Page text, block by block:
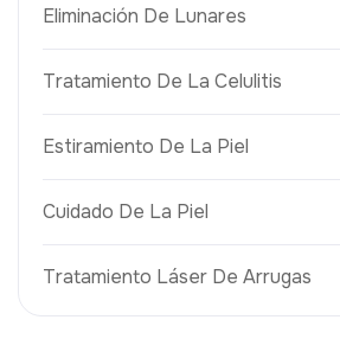
Eliminación De Lunares
Tratamiento De La Celulitis
Estiramiento De La Piel
Cuidado De La Piel
Tratamiento Láser De Arrugas